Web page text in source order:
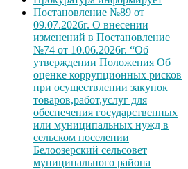
Постановление №89 от
09.07.2026г. О внесении
изменений в Постановление
№74 от 10.06.2026г. “Об
утверждении Положения Об
оценке коррупционных рисков
при осуществлении закупок
товаров,работ,услуг для
обеспечения государственных
или муниципальных нужд в
сельском поселении
Белоозерский сельсовет
муниципального района